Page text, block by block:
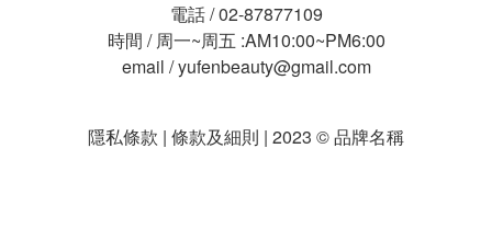
電話 / 02-87877109
時間 / 周一~周五 :AM10:00~PM6:00
email / yufenbeauty@gmail.com
隱私條款 | 條款及細則 | 2023 © 品牌名稱